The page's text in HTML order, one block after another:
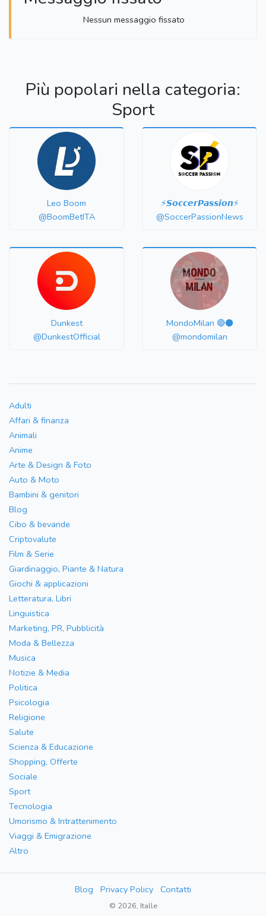
Nessun messaggio fissato
Più popolari nella categoria:
Sport
Leo Boom
@BoomBetITA
⚡️𝙎𝙤𝙘𝙘𝙚𝙧𝙋𝙖𝙨𝙨𝙞𝙤𝙣⚡️
@SoccerPassionNews
Dunkest
@DunkestOfficial
MondoMilan 🔴⚫️
@mondomilan
Adulti
Affari & finanza
Animali
Anime
Arte & Design & Foto
Auto & Moto
Bambini & genitori
Blog
Cibo & bevande
Criptovalute
Film & Serie
Giardinaggio, Piante & Natura
Giochi & applicazioni
Letteratura, Libri
Linguistica
Marketing, PR, Pubblicità
Moda & Bellezza
Musica
Notizie & Media
Politica
Psicologia
Religione
Salute
Scienza & Educazione
Shopping, Offerte
Sociale
Sport
Tecnologia
Umorismo & Intrattenimento
Viaggi & Emigrazione
Altro
Blog Privacy Policy Contatti
© 2026, Italle